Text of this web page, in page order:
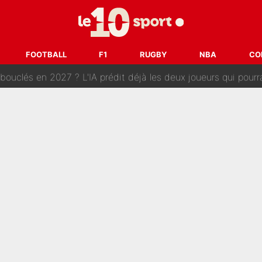
FOOTBALL F1 RUGBY NBA
à l’OM : Le départ qui soulage le vestiaire de
: Bruno Genesio fait une promesse pour la suite du
en 2027 ? L'IA prédit déjà les deux joueurs qui